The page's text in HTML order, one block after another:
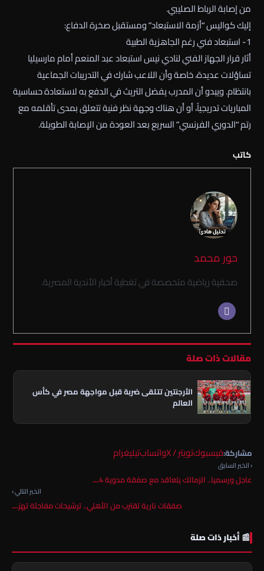
من إصابة الرباط الصليبي.
إليك كواليس “أزمة الاستبعاد” ومستقبل صخرة الدفاع:
1- استبعاد فني رغم الجاهزية الطبية
أثار قرار الجهاز الفني لنادي نيس استبعاد عبد المنعم أمام مارسيليا
تساؤلات عديدة، خاصة وأن اللاعب شارك في التدريبات الجماعية
بانتظام. ويبدو أن المدرب يفضل التريث في الدفع به لاستعادة حساسية
المباريات تدريجياً، أو أن هناك وجهة نظر فنية تتعلق بمدى تأقلمه مع
رتم “الدوري الفرنسي” السريع بعد العودة من الإصابة الطويلة.
كاتب
حور محمد
صحفية رياضية متخصصة في تغطية أخبار الأندية المصرية.
مقالات ذات صلة
الأرجنتين تتلقى ضربة قبل مواجهة مصر في كأس
العالم
مشاركة:فيسبوكتويتر / X واتسابتيليغرام
‹ الخبر السابق
عاجل ورسميا.. الزمالك يتعاقد مع صفقة مدوية 4…
الخبر التالي ›
صفقات نارية تقترب من الأهلي.. ترشيحات مفاجئة تهز…
📰 أخبار ذات صلة